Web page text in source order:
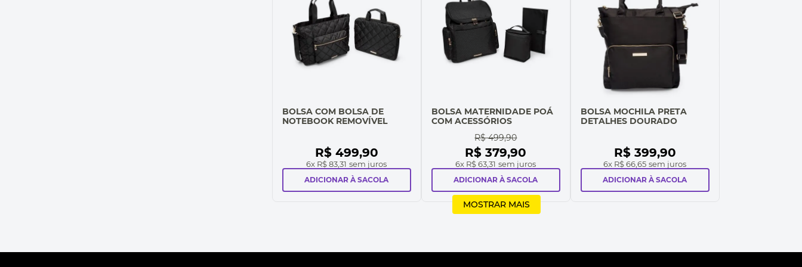
BOLSA COM BOLSA DE
NOTEBOOK REMOVÍVEL
R$ 499,90
6x R$ 83,31 sem juros
ADICIONAR À SACOLA
BOLSA MATERNIDADE POÁ
COM ACESSÓRIOS
R$ 499,90
R$ 379,90
6x R$ 63,31 sem juros
ADICIONAR À SACOLA
BOLSA MOCHILA PRETA
DETALHES DOURADO
R$ 399,90
6x R$ 66,65 sem juros
ADICIONAR À SACOLA
MOSTRAR MAIS